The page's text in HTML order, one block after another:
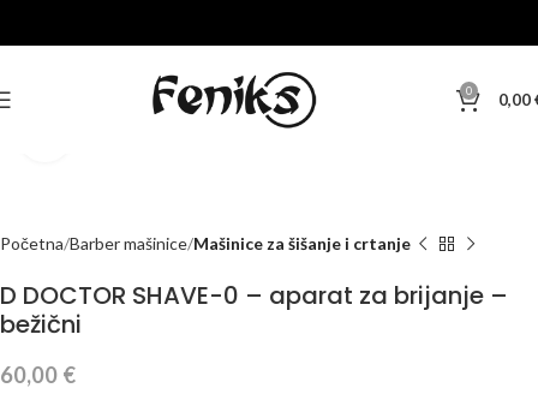
0 0,00
Početna Barber mašinice Mašinice za šišanje i crtanje
D DOCTOR SHAVE-0 – aparat za brijanje –
bežični
60,00 €